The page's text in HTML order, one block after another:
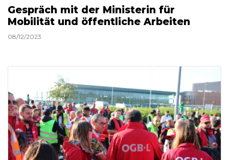
Gespräch mit der Ministerin für
Mobilität und öffentliche Arbeiten
08/12/2023